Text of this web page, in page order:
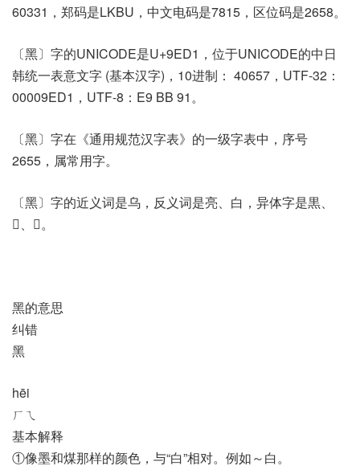
60331，郑码是LKBU，中文电码是7815，区位码是2658。
〔黑〕字的UNICODE是U+9ED1，位于UNICODE的中日
韩统一表意文字 (基本汉字)，10进制： 40657，UTF-32：
00009ED1，UTF-8：E9 BB 91。
〔黑〕字在《通用规范汉字表》的一级字表中，序号
2655，属常用字。
〔黑〕字的近义词是乌，反义词是亮、白，异体字是黒、
𪐗、𪐫。
黑的意思
纠错
黑
hēi
ㄏㄟ
基本解释
①像墨和煤那样的颜色，与“白”相对。例如～白。